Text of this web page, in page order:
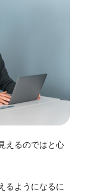
えるのではと心
るようになるに